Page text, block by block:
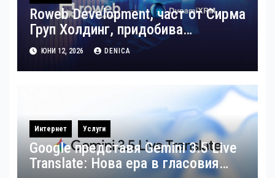
Roweb Development, част от Сирма
Груп Холдинг, придобива
румънската компания DynamiXRM
SRL
ЮНИ 12, 2026 DENICA
Интернет Услуги
Google представя Gemini 3.5 Live
Translate: Нова ера в гласовия